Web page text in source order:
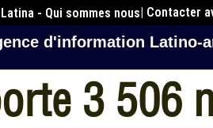
- Qui sommes nous| Contacter
d'information Latino-
3 506